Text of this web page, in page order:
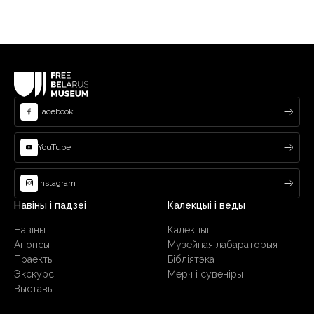
Facebook
YouTube
Instagram
Навіны і падзеі
Навіны
Анонсы
Праекты
Экскурсіі
Выставы
Калекцыі і веды
Калекцыі
Музейная лабараторыя
Бібліятэка
Мерч і сувеніры